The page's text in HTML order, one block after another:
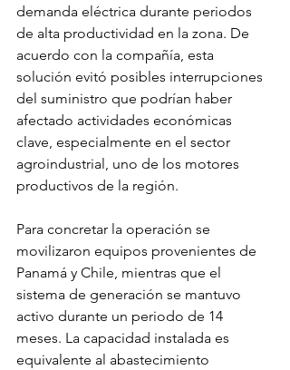
demanda eléctrica durante periodos
de alta productividad en la zona. De
acuerdo con la compañía, esta
solución evitó posibles interrupciones
del suministro que podrían haber
afectado actividades económicas
clave, especialmente en el sector
agroindustrial, uno de los motores
productivos de la región.
Para concretar la operación se
movilizaron equipos provenientes de
Panamá y Chile, mientras que el
sistema de generación se mantuvo
activo durante un periodo de 14
meses. La capacidad instalada es
equivalente al abastecimiento